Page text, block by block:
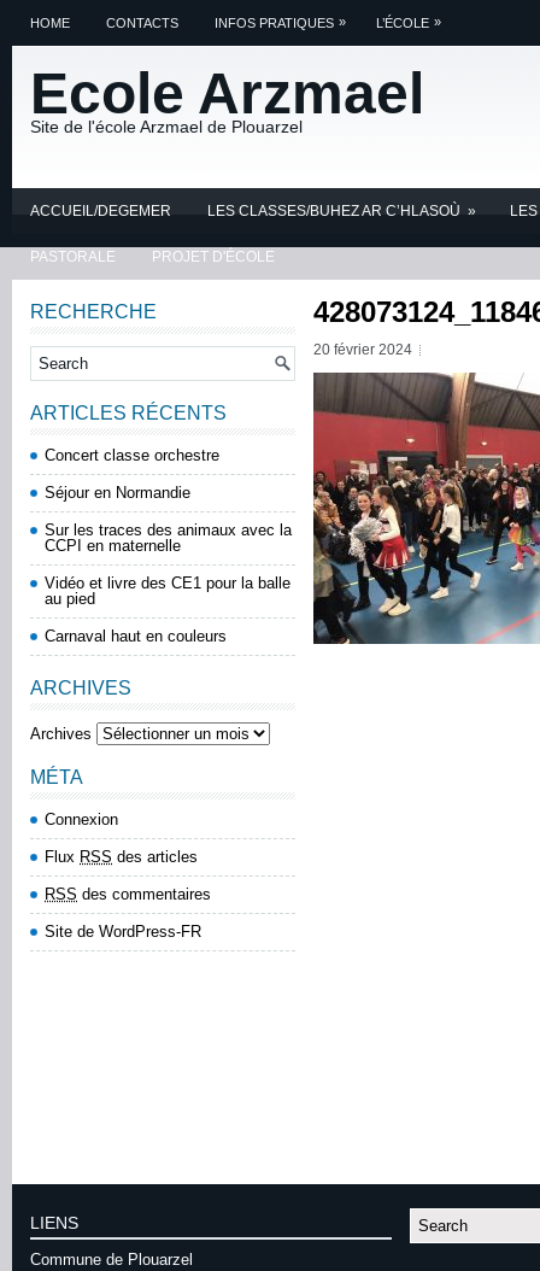
HOME CONTACTS INFOS PRATIQUES » L’ÉCOLE »
Ecole Arzmael
Site de l'école Arzmael de Plouarzel
ACCUEIL/DEGEMER LES CLASSES/BUHEZ AR C’HLASOÙ »
PASTORALE PROJET D'ÉCOLE
20 février 2024
RECHERCHE
ARTICLES RÉCENTS
Concert classe orchestre
Séjour en Normandie
Sur les traces des animaux avec la
CCPI en maternelle
Vidéo et livre des CE1 pour la balle
au pied
Carnaval haut en couleurs
ARCHIVES
Archives
MÉTA
Connexion
Flux RSS des articles
RSS des commentaires
Site de WordPress-FR
LIENS
Commune de Plouarzel